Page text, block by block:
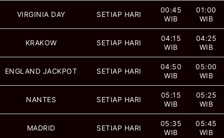
VIRGINIA DAY SETIAP HARI
00:45
WIB
01:00
WIB
KRAKOW SETIAP HARI
04:15
WIB
04:25
WIB
ENGLAND JACKPOT SETIAP HARI
04:50
WIB
05:00
WIB
NANTES SETIAP HARI
05:15
WIB
05:25
WIB
MADRID SETIAP HARI
05:35
WIB
05:45
WIB